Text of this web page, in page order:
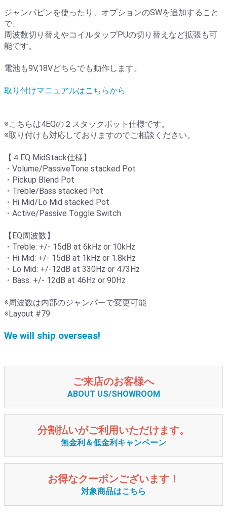
ジャンパピンを使ったり、オプションのSWを追加すること
で、
周波数切り替えやコイルタップPUの切り替えなど拡張も可
能です。
電池も9V,18Vどちらでも動作します。
取り付けマニュアルはこちらから
※こちらは4EQの２スタックポット仕様です。
※取り付けも対応しておりますのでご相談ください。
【４EQ MidStack仕様】
・Volume/PassiveTone stacked Pot
・Pickup Blend Pot
・Treble/Bass stacked Pot
・Hi Mid/Lo Mid stacked Pot
・Active/Passive Toggle Switch
【EQ周波数】
・Treble: +/- 15dB at 6kHz or 10kHz
・Hi Mid: +/- 15dB at 1kHz or 1.8kHz
・Lo Mid: +/-12dB at 330Hz or 473Hz
・Bass: +/- 12dB at 46Hz or 90Hz
※周波数は内部のジャンパーで変更可能
※Layout #79
We will ship overseas!
ご来店のお客様へ
ABOUT US/SHOWROOM
分割払いがご利用いただけます。
無金利＆低金利キャンペーン
お得なクーポンございます！
対象商品はこちら